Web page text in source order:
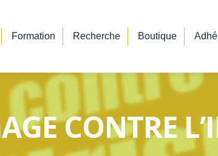
Formation Recherche Boutique
CONTRE